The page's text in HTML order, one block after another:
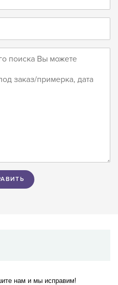
нам и мы исправим!